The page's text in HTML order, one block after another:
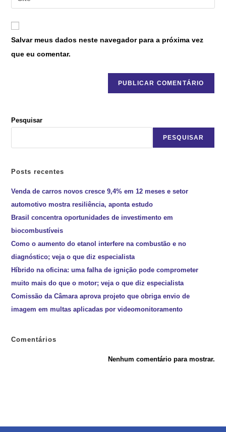
Salvar meus dados neste navegador para a próxima vez
que eu comentar.
Pesquisar
PESQUISAR
Posts recentes
Venda de carros novos cresce 9,4% em 12 meses e setor
automotivo mostra resiliência, aponta estudo
Brasil concentra oportunidades de investimento em
biocombustíveis
Como o aumento do etanol interfere na combustão e no
diagnóstico; veja o que diz especialista
Híbrido na oficina: uma falha de ignição pode comprometer
muito mais do que o motor; veja o que diz especialista
Comissão da Câmara aprova projeto que obriga envio de
imagem em multas aplicadas por videomonitoramento
Comentários
Nenhum comentário para mostrar.